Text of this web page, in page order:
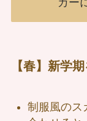
カー
【春】 新学
制服風のス